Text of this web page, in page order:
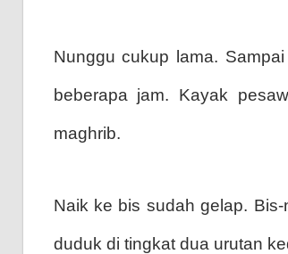
Nunggu cukup lama.
beberapa jam. Kayak
maghrib.
Naik ke bis sudah gelap.
duduk di tingkat dua urutan